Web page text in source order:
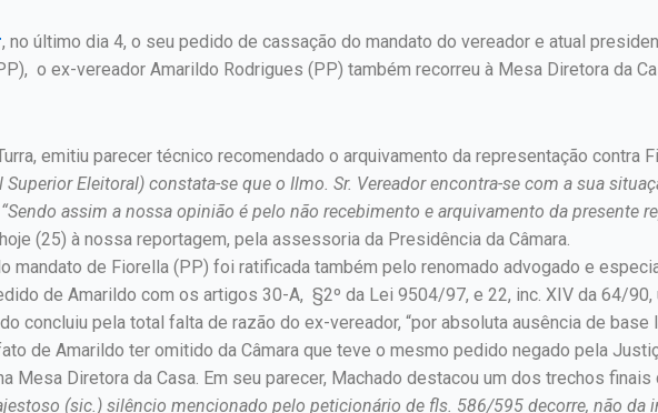
, no último dia 4, o seu pedido de cassação do mandato do vereador e atual
o ex-vereador Amarildo Rodrigues (PP) também recorreu à Mesa Diretora da
emitiu parecer técnico recomendado o arquivamento da representação contra
Eleitoral) constata-se que o Ilmo. Sr. Vereador encontra-se com a sua
“Sendo assim a nossa opinião é pelo não recebimento e arquivamento da presente
(25) à nossa reportagem, pela assessoria da Presidência da Câmara.
mandato de Fiorella (PP) foi ratificada também pelo renomado advogado e
de Amarildo com os artigos 30-A, §2º da Lei 9504/97, e 22, inc. XIV da 64/90,
concluiu pela total falta de razão do ex-vereador, “por absoluta ausência de base
de Amarildo ter omitido da Câmara que teve o mesmo pedido negado pela
Mesa Diretora da Casa. Em seu parecer, Machado destacou um dos trechos
(sic.) silêncio mencionado pelo peticionário de fls. 586/595 decorre, não da